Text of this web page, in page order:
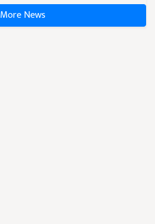
More News